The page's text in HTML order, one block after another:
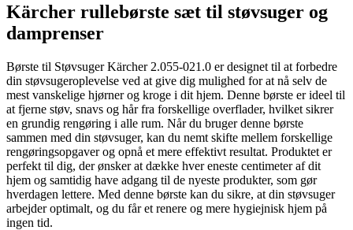
Kärcher rullebørste sæt til støvsuger og
damprenser
Børste til Støvsuger Kärcher 2.055-021.0 er designet til at forbedre
din støvsugeroplevelse ved at give dig mulighed for at nå selv de
mest vanskelige hjørner og kroge i dit hjem. Denne børste er ideel til
at fjerne støv, snavs og hår fra forskellige overflader, hvilket sikrer
en grundig rengøring i alle rum. Når du bruger denne børste
sammen med din støvsuger, kan du nemt skifte mellem forskellige
rengøringsopgaver og opnå et mere effektivt resultat. Produktet er
perfekt til dig, der ønsker at dække hver eneste centimeter af dit
hjem og samtidig have adgang til de nyeste produkter, som gør
hverdagen lettere. Med denne børste kan du sikre, at din støvsuger
arbejder optimalt, og du får et renere og mere hygiejnisk hjem på
ingen tid.